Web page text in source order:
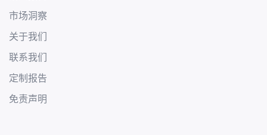
市场洞察
关于我们
联系我们
定制报告
免责声明